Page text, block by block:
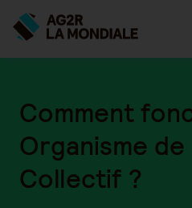
Comment
Organisme
Collectif ?